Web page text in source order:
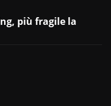
più fragile la